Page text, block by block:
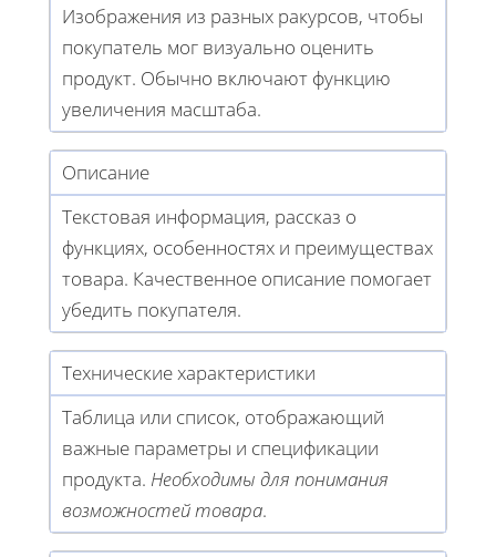
Изображения из разных ракурсов, чтобы
покупатель мог визуально оценить
продукт. Обычно включают функцию
увеличения масштаба.
Описание
Текстовая информация, рассказ о
функциях, особенностях и преимуществах
товара. Качественное описание помогает
убедить покупателя.
Технические характеристики
Таблица или список, отображающий
важные параметры и спецификации
продукта. Необходимы для понимания
возможностей товара.